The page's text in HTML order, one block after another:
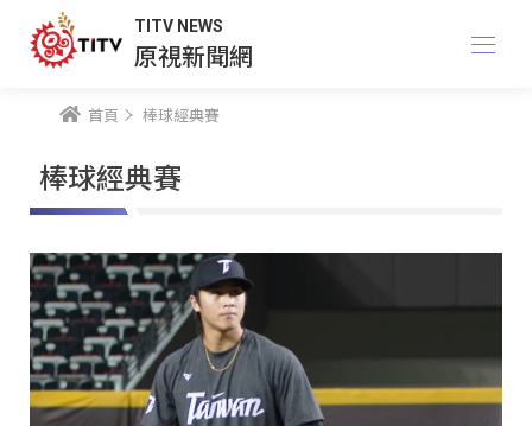
TITV NEWS
原視新聞網
首頁 棒球經典賽
棒球經典賽